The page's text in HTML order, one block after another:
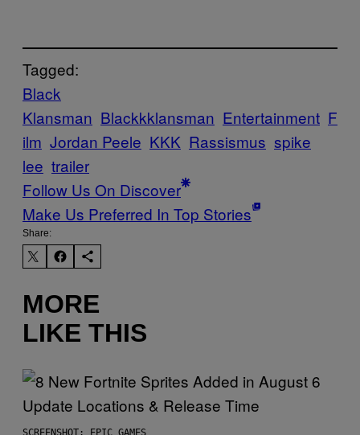
Tagged:
Black
Klansman Blackkklansman Entertainment F
ilm Jordan Peele KKK Rassismus spike
lee trailer
Follow Us On Discover
Make Us Preferred In Top Stories
Share:
MORE
LIKE THIS
SCREENSHOT: EPIC GAMES